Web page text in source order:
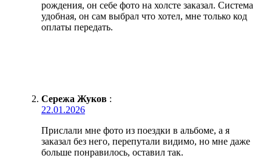
рождения, он себе фото на холсте заказал. Система
удобная, он сам выбрал что хотел, мне только код
оплаты передать.
Сережа Жуков :
22.01.2026
Прислали мне фото из поездки в альбоме, а я
заказал без него, перепутали видимо, но мне даже
больше понравилось, оставил так.